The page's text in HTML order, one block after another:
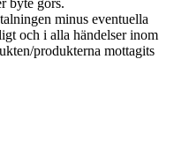
byte görs.
minus eventuella
och i alla händelser inom
produkterna mottagits